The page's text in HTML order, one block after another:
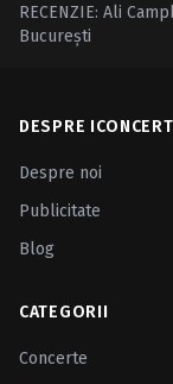
RECENZIE: Ali
Bucureşti
DESPRE
Despre noi
Publicitate
Blog
CATEGORII
Concerte